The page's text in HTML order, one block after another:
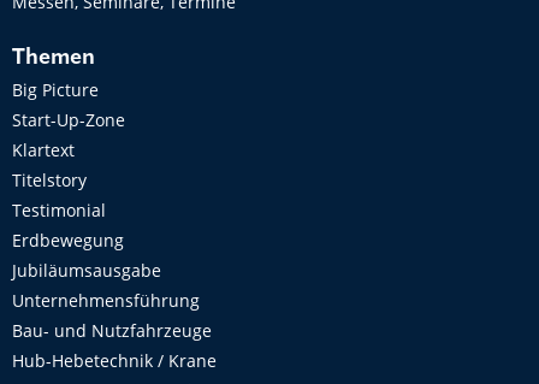
Themen
Big Picture
Start-Up-Zone
Klartext
Titelstory
Testimonial
Erdbewegung
Jubiläumsausgabe
Unternehmensführung
Bau- und Nutzfahrzeuge
Hub-Hebetechnik / Krane